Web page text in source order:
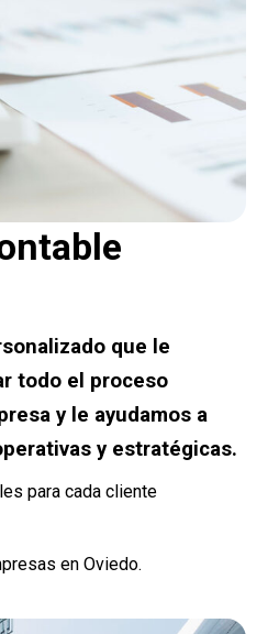
que le
todo el proceso
y le ayudamos a
y estratégicas.
para cada cliente
en Oviedo.